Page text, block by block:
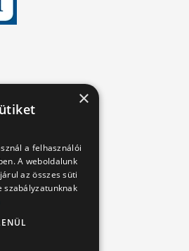
×
a felhasználói
A weboldalunk
az összes süti
szabályzatunknak